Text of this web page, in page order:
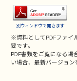
別ウィンドウで開きます
※資料としてPDFファイ
要です。
PDF書類をご覧になる場
い場合、最新バージョン